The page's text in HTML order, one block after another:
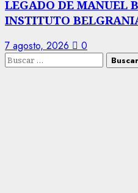
LEGADO DE MANUEL
INSTITUTO
7 agosto, 2026
0
Buscar: